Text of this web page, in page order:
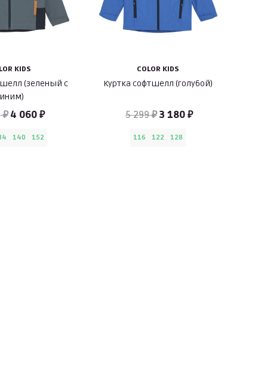
KIDS
(зеленый с
₽ 4 060 ₽
140 152
COLOR KIDS
Куртка софтшелл (голубой)
5 299 ₽3 180 ₽
116 122 128